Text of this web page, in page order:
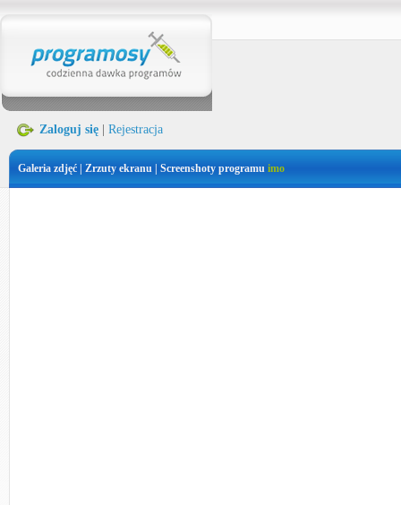
Zaloguj się Rejestracja
Galeria zdjęć | Zrzuty ekranu | Screenshoty programu imo